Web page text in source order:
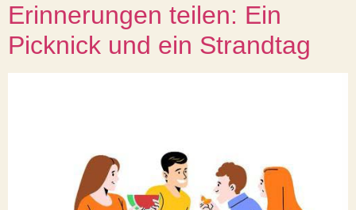
Erinnerungen teilen: Ein
Picknick und ein Strandtag